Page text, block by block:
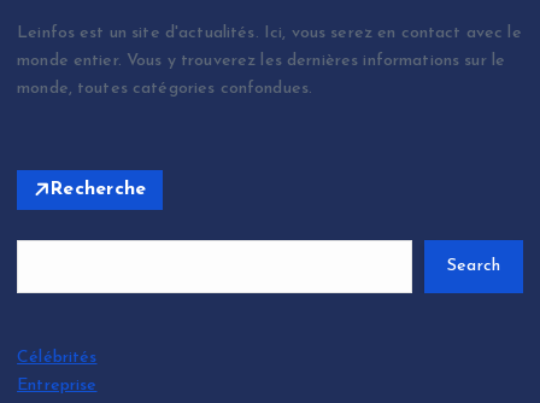
Leinfos est un site d'actualités. Ici, vous serez en contact avec le
monde entier. Vous y trouverez les dernières informations sur le
monde, toutes catégories confondues.
Recherche
Search
Célébrités
Entreprise